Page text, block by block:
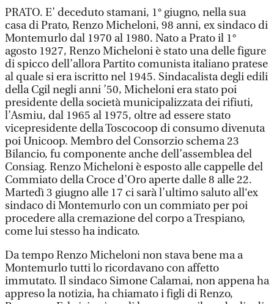
PRATO. E’ deceduto stamani, 1° giugno, nella sua
casa di Prato, Renzo Micheloni, 98 anni, ex sindaco di
Montemurlo dal 1970 al 1980. Nato a Prato il 1°
agosto 1927, Renzo Micheloni è stato una delle figure
di spicco dell’allora Partito comunista italiano pratese
al quale si era iscritto nel 1945. Sindacalista degli edili
della Cgil negli anni ’50, Micheloni era stato poi
presidente della società municipalizzata dei rifiuti,
l’Asmiu, dal 1965 al 1975, oltre ad essere stato
vicepresidente della Toscocoop di consumo divenuta
poi Unicoop. Membro del Consorzio schema 23
Bilancio, fu componente anche dell’assemblea del
Consiag. Renzo Micheloni è esposto alle cappelle del
Commiato della Croce d’Oro aperte dalle 8 alle 22.
Martedì 3 giugno alle 17 ci sarà l’ultimo saluto all‘ex
sindaco di Montemurlo con un commiato per poi
procedere alla cremazione del corpo a Trespiano,
come lui stesso ha indicato.
Da tempo Renzo Micheloni non stava bene ma a
Montemurlo tutti lo ricordavano con affetto
immutato. Il sindaco Simone Calamai, non appena ha
appreso la notizia, ha chiamato i figli di Renzo,